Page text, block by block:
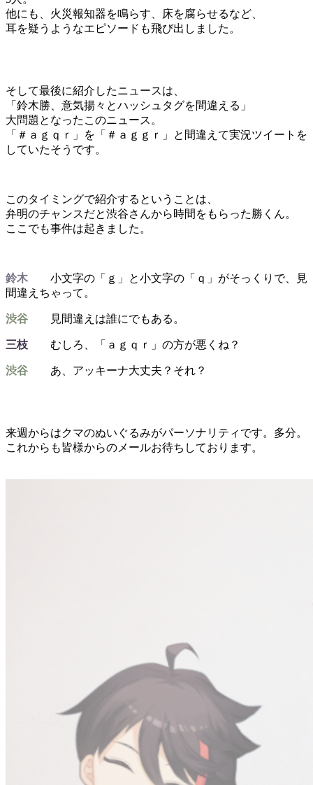
他にも、火災報知器を鳴らす、床を腐らせるなど、
耳を疑うようなエピソードも飛び出しました。
そして最後に紹介したニュースは、
「鈴木勝、意気揚々とハッシュタグを間違える」
大問題となったこのニュース。
「＃ａｇｑｒ」を「＃ａｇｇｒ」と間違えて実況ツイートを
していたそうです。
このタイミングで紹介するということは、
弁明のチャンスだと渋谷さんから時間をもらった勝くん。
ここでも事件は起きました。
鈴木 小文字の「ｇ」と小文字の「ｑ」がそっくりで、見
間違えちゃって。
渋谷 見間違えは誰にでもある。
三枝 むしろ、「ａｇｑｒ」の方が悪くね？
渋谷 あ、アッキーナ大丈夫？それ？
来週からはクマのぬいぐるみがパーソナリティです。多分。
これからも皆様からのメールお待ちしております。